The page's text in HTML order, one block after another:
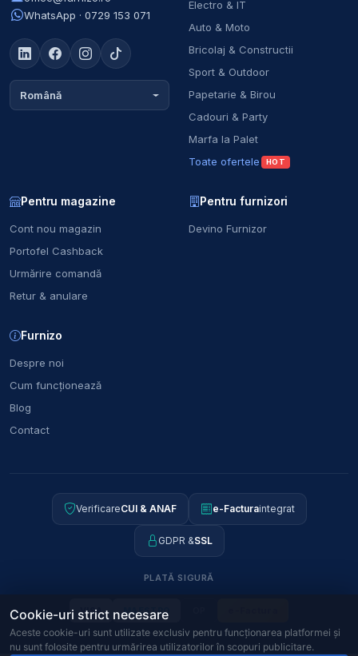
WhatsApp · 0729 153 071
Română
Electro & IT
Auto & Moto
Bricolaj & Constructii
Sport & Outdoor
Papetarie & Birou
Cadouri & Party
Marfa la Palet
Toate ofertele
HOT
Pentru magazine
Cont nou magazin
Portofel Cashback
Urmărire comandă
Retur & anulare
Pentru furnizori
Devino Furnizor
Furnizo
Despre noi
Cum funcționează
Blog
Contact
VerificareCUI & ANAF e-Facturaintegrat
GDPR &SSL
PLATĂ SIGURĂ
VISA MAESTRO
Cookie-uri strict necesare
Aceste cookie-uri sunt utilizate exclusiv pentru funcționarea platformei și
nu sunt folosite pentru urmărirea utilizatorilor în scopuri publicitare.